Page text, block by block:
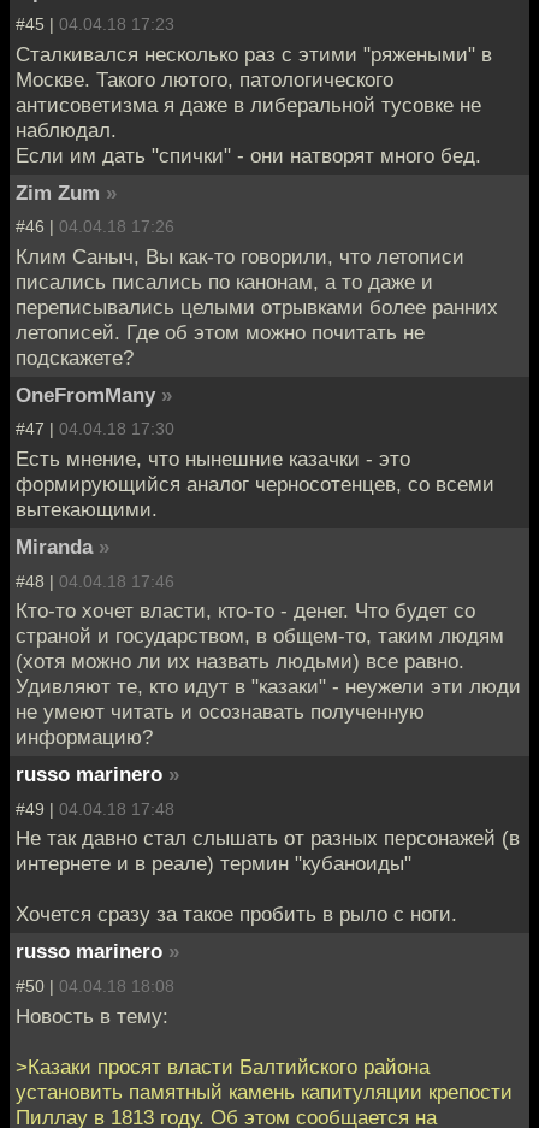
#45 | 04.04.18 17:23
Сталкивался несколько раз с этими "ряжеными" в
Москве. Такого лютого, патологического
антисоветизма я даже в либеральной тусовке не
наблюдал.
Если им дать "спички" - они натворят много бед.
Zim Zum »
#46 | 04.04.18 17:26
Клим Саныч, Вы как-то говорили, что летописи
писались писались по канонам, а то даже и
переписывались целыми отрывками более ранних
летописей. Где об этом можно почитать не
подскажете?
OneFromMany »
#47 | 04.04.18 17:30
Есть мнение, что нынешние казачки - это
формирующийся аналог черносотенцев, со всеми
вытекающими.
Miranda »
#48 | 04.04.18 17:46
Кто-то хочет власти, кто-то - денег. Что будет со
страной и государством, в общем-то, таким людям
(хотя можно ли их назвать людьми) все равно.
Удивляют те, кто идут в "казаки" - неужели эти люди
не умеют читать и осознавать полученную
информацию?
russo marinero »
#49 | 04.04.18 17:48
Не так давно стал слышать от разных персонажей (в
интернете и в реале) термин "кубаноиды"
Хочется сразу за такое пробить в рыло с ноги.
russo marinero »
#50 | 04.04.18 18:08
Новость в тему:
>Казаки просят власти Балтийского района
установить памятный камень капитуляции крепости
Пиллау в 1813 году. Об этом сообщается на